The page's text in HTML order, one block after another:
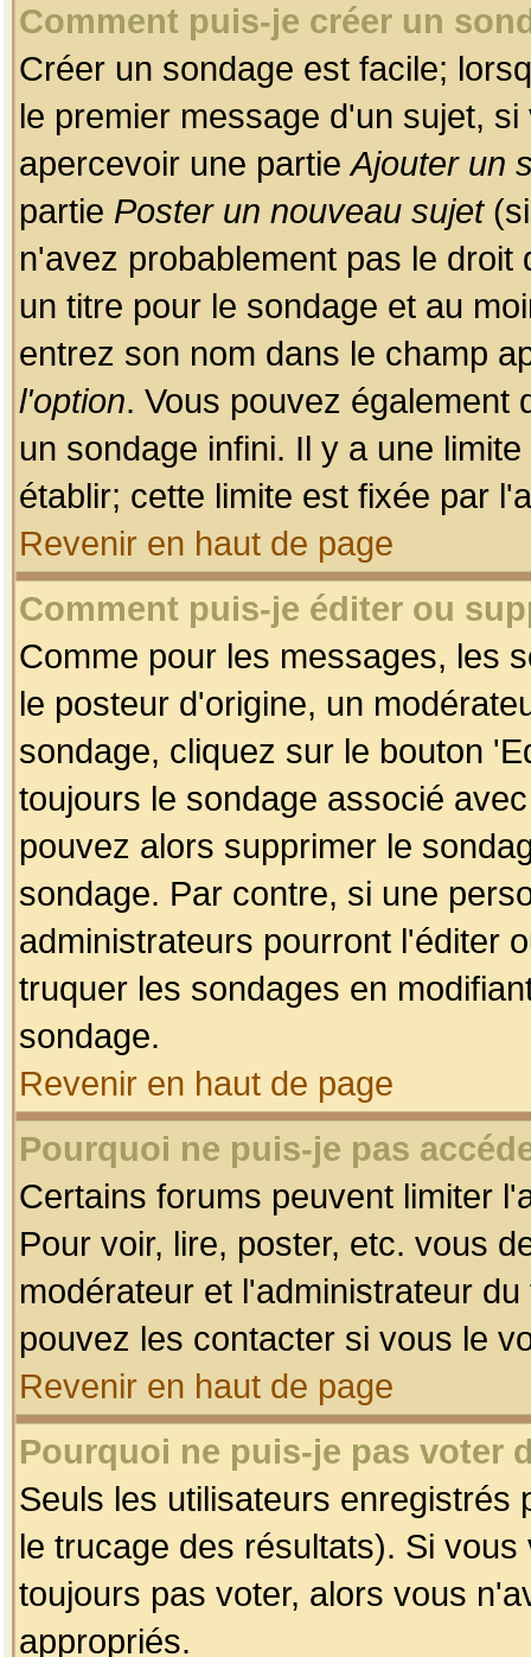
Comment puis-je créer un
Créer un sondage est facile;
le premier message d'un sujet,
apercevoir une partieAjouter un
partie Poster un nouveau sujet(si
n'avez probablement pas le
un titre pour le sondage et au
entrez son nom dans le champ
l'option. Vous pouvez également
un sondage infini. Il y a une
établir; cette limite est fixée par
Revenir en haut de page
Comment puis-je éditer ou
Comme pour les messages, les
le posteur d'origine, un
sondage, cliquez sur le bouton
toujours le sondage associé
pouvez alors supprimer le
sondage. Par contre, si une
administrateurs pourront l'éditer
truquer les sondages en
sondage.
Revenir en haut de page
Pourquoi ne puis-je pas
Certains forums peuvent limiter
Pour voir, lire, poster, etc. vous
modérateur et l'administrateur
pouvez les contacter si vous le
Revenir en haut de page
Pourquoi ne puis-je pas voter
Seuls les utilisateurs enregistrés
le trucage des résultats). Si
toujours pas voter, alors vous
appropriés.